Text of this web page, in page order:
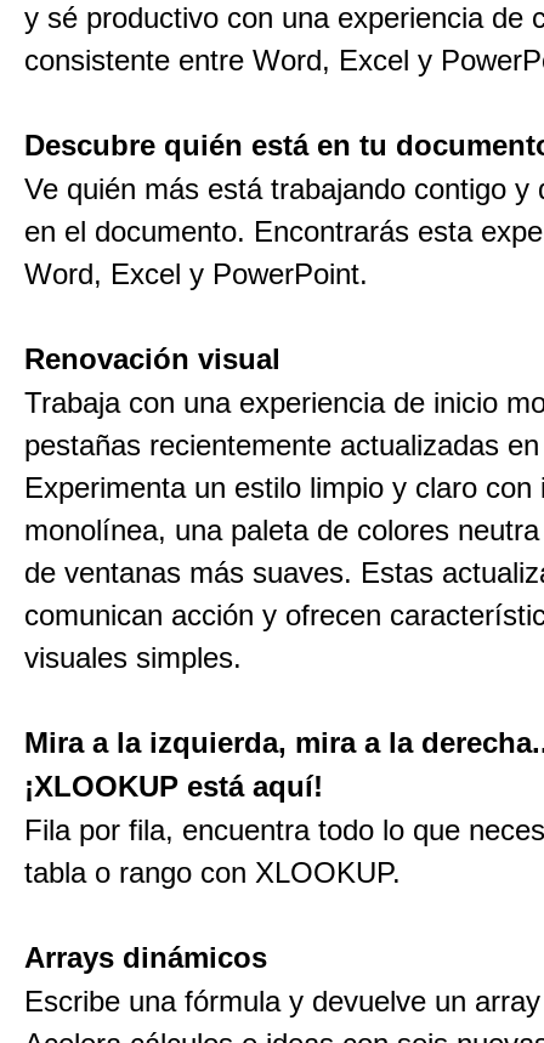
y sé productivo con una experiencia de
consistente entre Word, Excel y
Descubre quién está en tu
Ve quién más está trabajando contigo y
en el documento. Encontrarás esta
Word, Excel y PowerPoint.
Renovación visual
Trabaja con una experiencia de inicio
pestañas recientemente actualizadas
Experimenta un estilo limpio y claro con
monolínea, una paleta de colores
de ventanas más suaves. Estas
comunican acción y ofrecen
visuales simples.
Mira a la izquierda, mira a la
¡XLOOKUP está aquí!
Fila por fila, encuentra todo lo que
tabla o rango con XLOOKUP.
Arrays dinámicos
Escribe una fórmula y devuelve un